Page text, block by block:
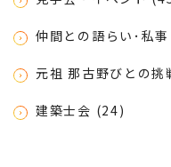
仲間との語らい･私
元祖 那古野びとの
建築士会 (24)